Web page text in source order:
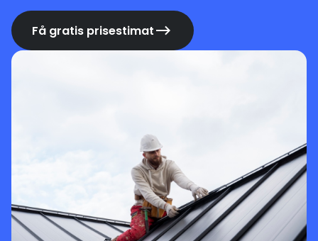
Få gratis prisestimat